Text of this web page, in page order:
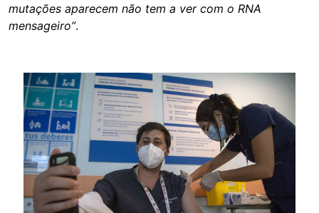
mutações aparecem não tem a ver com o RNA
mensageiro”.
Image